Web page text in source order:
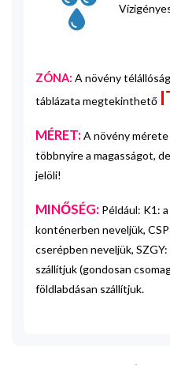
ZÓNA: A növény
táblázata megtekinthető
MÉRET:A növény
többnyire a magasságot,
jelöli!
MINŐSÉG: Például: K1:
konténerben neveljük,
cserépben neveljük,
szállítjuk (gondosan
földlabdásan szállítjuk.